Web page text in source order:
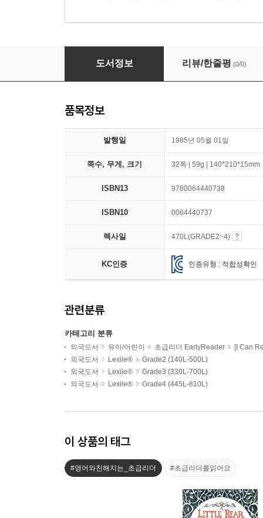
[I Can Read] Level 1 : The Horse in Harry's
도서정보 리뷰/한줄평 (0/0)
품목정보
발행일 1985년 05월 01일
쪽수, 무게, 크기 32쪽 | 59g | 140*210*15mm
ISBN13 9780064440738
ISBN10 0064440737
렉사일 470L(GRADE2~4)
KC인증 인증유형 : 적합성확인
관련분류
카테고리 분류
외국도서 유아/어린이 초급리더 EarlyReader
[I Can
외국도서
Lexile®
Grade2 (140L-500L)
외국도서
Lexile®
Grade3 (330L-700L)
외국도서
Lexile® Grade4 (445L-810L)
이 상품의 태그
#영어와친해지는_초급리더 #초급리더를읽어요